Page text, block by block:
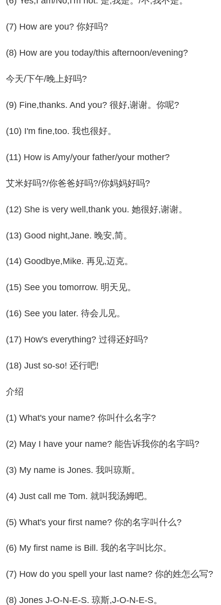
How are you? 你好吗?
How are you today/this afternoon/evening?
/下午/晚上好吗?
Fine,thanks. And you? 很好,谢谢。你呢?
I'm fine,too. 我也很好。
How is Amy/your father/your mother?
好吗?/你爸爸好吗?/你妈妈好吗?
She is very well,thank you. 她很好,谢谢。
Good night,Jane. 晚安,简。
Goodbye,Mike. 再见,迈克。
See you tomorrow. 明天见。
See you later. 待会儿见。
How's everything? 过得还好吗?
Just so-so! 还行吧!
绍
What's your name? 你叫什么名字?
May I have your name? 能告诉我你的名字吗?
My name is Jones. 我叫琼斯。
Just call me Tom. 就叫我汤姆吧。
What's your first name? 你的名字叫什么?
My first name is Bill. 我的名字叫比尔。
How do you spell your last name? 你的姓怎么写?
Jones J-O-N-E-S. 琼斯,J-O-N-E-S。